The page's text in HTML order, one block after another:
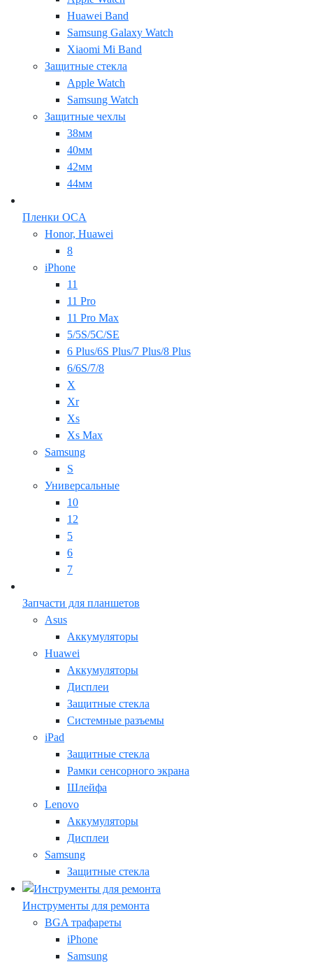
Huawei Band
Samsung Galaxy Watch
Xiaomi Mi Band
Защитные стекла
Apple Watch
Samsung Watch
Защитные чехлы
38мм
40мм
42мм
44мм
Пленки OCA
Honor, Huawei
8
iPhone
11
11 Pro
11 Pro Max
5/5S/5C/SE
6 Plus/6S Plus/7 Plus/8 Plus
6/6S/7/8
X
Xr
Xs
Xs Max
Samsung
S
Универсальные
10
12
5
6
7
Запчасти для планшетов
Asus
Аккумуляторы
Huawei
Аккумуляторы
Дисплеи
Защитные стекла
Системные разъемы
iPad
Защитные стекла
Рамки сенсорного экрана
Шлейфа
Lenovo
Аккумуляторы
Дисплеи
Samsung
Защитные стекла
Инструменты для ремонта
BGA трафареты
iPhone
Samsung